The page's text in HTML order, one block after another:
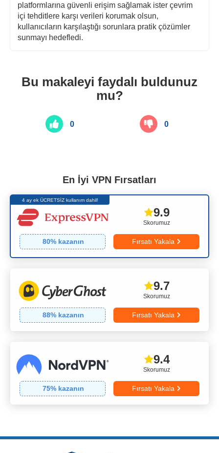
platformlarına güvenli erişim sağlamak ister çevrim
içi tehditlere karşı verileri korumak olsun,
kullanıcıların karşılaştığı sorunlara pratik çözümler
sunmayı hedefledi.
Bu makaleyi faydalı buldunuz
mu?
0 0
En İyi VPN Fırsatları
4 ay ek ÜCRETSİZ kullanım dahil!
Skorumuz
9.9
80% kazanın Fırsatı Yakala
Skorumuz
9.7
88% kazanın Fırsatı Yakala
Skorumuz
9.4
75% kazanın Fırsatı Yakala